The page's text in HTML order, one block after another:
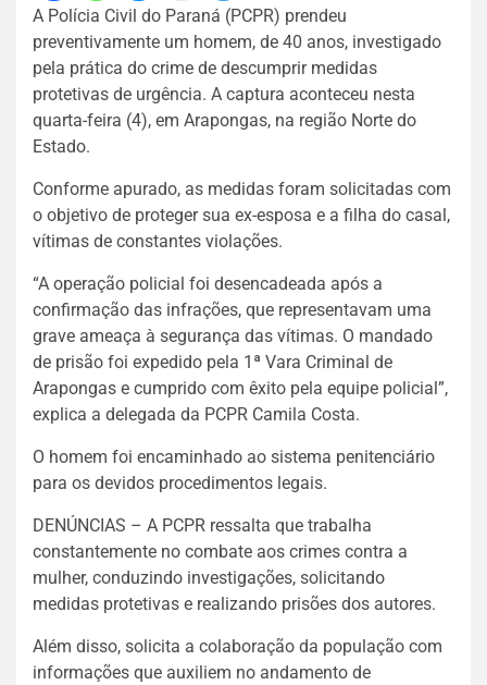
A Polícia Civil do Paraná (PCPR) prendeu
preventivamente um homem, de 40 anos, investigado
pela prática do crime de descumprir medidas
protetivas de urgência. A captura aconteceu nesta
quarta-feira (4), em Arapongas, na região Norte do
Estado.
Conforme apurado, as medidas foram solicitadas com
o objetivo de proteger sua ex-esposa e a filha do casal,
vítimas de constantes violações.
“A operação policial foi desencadeada após a
confirmação das infrações, que representavam uma
grave ameaça à segurança das vítimas. O mandado
de prisão foi expedido pela 1ª Vara Criminal de
Arapongas e cumprido com êxito pela equipe policial”,
explica a delegada da PCPR Camila Costa.
O homem foi encaminhado ao sistema penitenciário
para os devidos procedimentos legais.
DENÚNCIAS – A PCPR ressalta que trabalha
constantemente no combate aos crimes contra a
mulher, conduzindo investigações, solicitando
medidas protetivas e realizando prisões dos autores.
Além disso, solicita a colaboração da população com
informações que auxiliem no andamento de